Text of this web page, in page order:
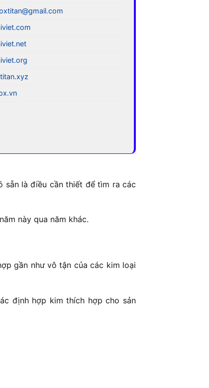
sẵn là điều cần thiết để tìm ra các
này qua năm khác.
gần như vô tận của các kim loại
định hợp kim thích hợp cho sản